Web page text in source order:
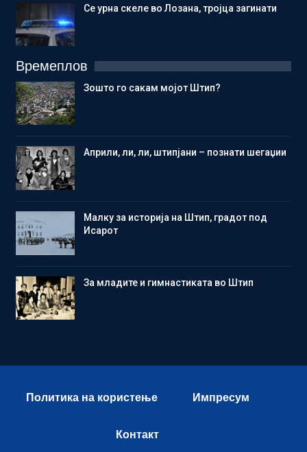
Се урна скеле во Лозана, тројца загинати
Времеплов
Зошто го сакам мојот Штип?
Aприли, ли, ли, штипјани – познати шегаџии
Малку за историја на Штип, градот под
Исарот
Зa младите и гимнастиката во Штип
Политика на користење Импресум
Контакт